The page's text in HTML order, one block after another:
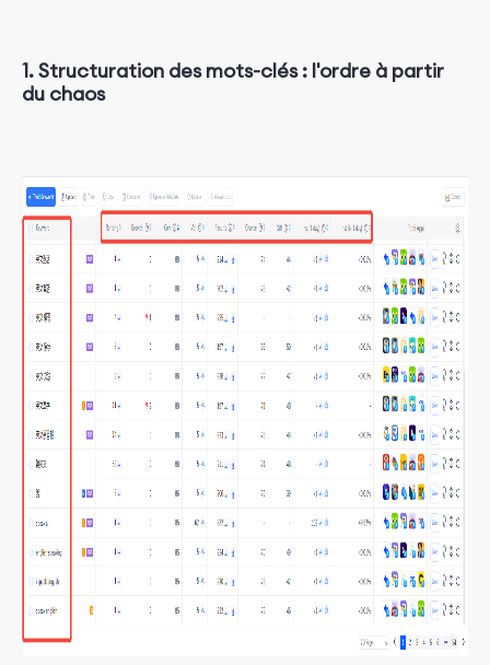
1.Structuration des mots-clés : l'ordre à partir
du chaos